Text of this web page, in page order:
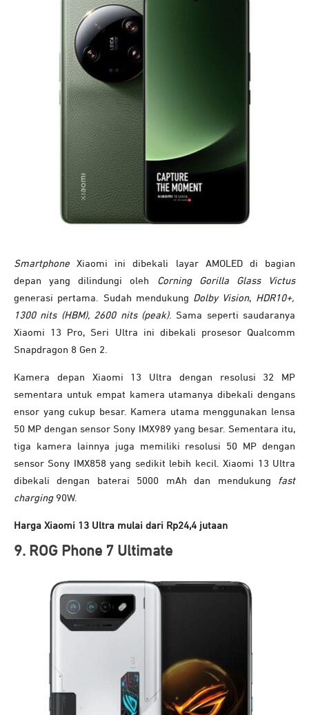
Smartphone Xiaomi ini dibekali layar AMOLED di bagian
depan yang dilindungi oleh Corning Gorilla Glass Victus
generasi pertama. Sudah mendukung Dolby Vision, HDR10+,
1300 nits (HBM), 2600 nits (peak). Sama seperti saudaranya
Xiaomi 13 Pro, Seri Ultra ini dibekali prosesor Qualcomm
Snapdragon 8 Gen 2.
Kamera depan Xiaomi 13 Ultra dengan resolusi 32 MP
sementara untuk empat kamera utamanya dibekali dengans
ensor yang cukup besar. Kamera utama menggunakan lensa
50 MP dengan sensor Sony IMX989 yang besar. Sementara itu,
tiga kamera lainnya juga memiliki resolusi 50 MP dengan
sensor Sony IMX858 yang sedikit lebih kecil. Xiaomi 13 Ultra
dibekali dengan baterai 5000 mAh dan mendukung fast
charging90W.
Harga Xiaomi 13 Ultra mulai dari Rp24,4 jutaan
9. ROG Phone 7 Ultimate